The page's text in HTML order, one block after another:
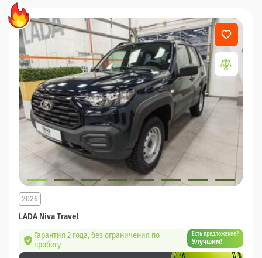
LADA Niva Travel
2026
Гарантия 2 года, без ограничения по
пробегу
Есть предложение?
Улучшим!